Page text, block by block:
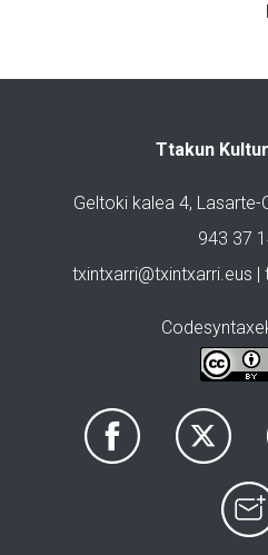
Ttakun
Geltoki kalea 4,
943 37
txintxarri@txintxarri.eus |